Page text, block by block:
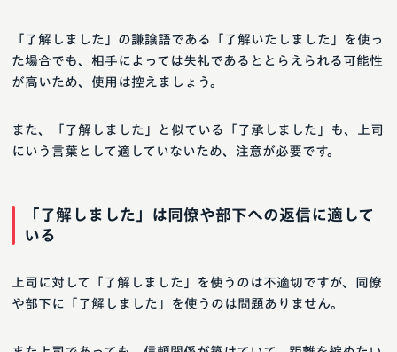
「了解しました」の謙譲語である「了解いたしました」を使っ
た場合でも、相手によっては失礼であるととらえられる可能性
が高いため、使用は控えましょう。
また、「了解しました」と似ている「了承しました」も、上司
にいう言葉として適していないため、注意が必要です。
「了解しました」は同僚や部下への返信に適して
いる
上司に対して「了解しました」を使うのは不適切ですが、同僚
や部下に「了解しました」を使うのは問題ありません。